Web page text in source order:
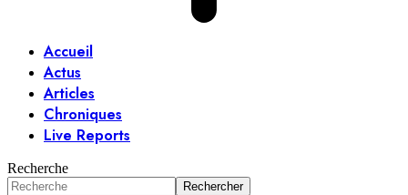
Accueil
Actus
Articles
Chroniques
Live Reports
Recherche